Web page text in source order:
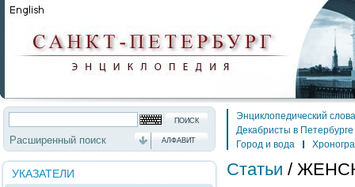
Расширенный поиск АЛФАВИТ
УКАЗАТЕЛИ
Энциклопедический
Декабристы в Петербурге
Город и вода
Статьи /